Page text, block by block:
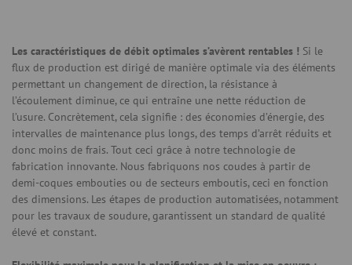
Les caractéristiques de débit optimales s’avèrent rentables ! Si le
flux de production est dirigé de manière optimale via des éléments
permettant un changement de direction, la résistance à
l’écoulement diminue, ce qui entraîne une nette réduction de
l’usure. Concrètement, cela signifie : des économies d’énergie, des
intervalles de maintenance plus longs, des temps d’arrêt réduits et
donc moins de frais. Tout ceci grâce à notre technologie de
fabrication innovante. Nous fabriquons nos coudes à partir de
demi-coques embouties ou de secteurs emboutis, ceci en fonction
des dimensions. Les étapes de production automatisées, notamment
pour les travaux de soudure, garantissent un standard de qualité
élevé et constant.